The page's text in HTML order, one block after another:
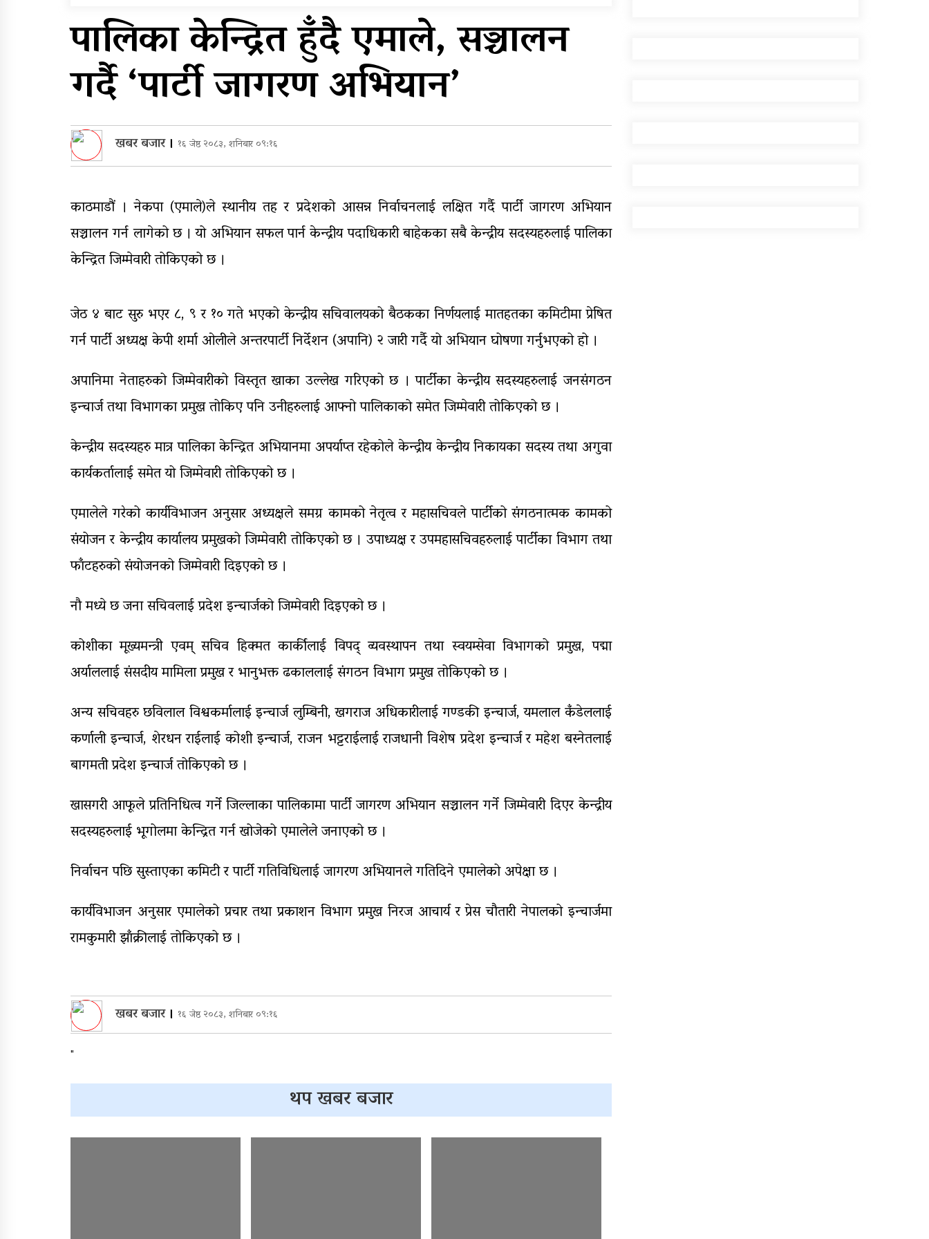
शुल्कदर यस्तो छ…
आठ लाख २१ हजार घुससहित
सिँचाइ डिभिजन सर्लाहीका
प्रमुख र अधिकृत पक्राउ
घरमाथि पहिरो खस्दा ३ वर्षीय
बालकको मृत्यु, दुई घाइते
पालिका केन्द्रित हुँदै एमाले, सञ्चालन
गर्दै ‘पार्टी जागरण अभियान’
खबर बजार। १६ जेष्ठ २०८३, शनिबार ०९:१६
काठमाडौं । नेकपा (एमाले)ले स्थानीय तह र प्रदेशको आसन्न निर्वाचनलाई लक्षित गर्दै पार्टी जागरण अभियान
सञ्चालन गर्न लागेको छ । यो अभियान सफल पार्न केन्द्रीय पदाधिकारी बाहेकका सबै केन्द्रीय सदस्यहरुलाई पालिका
केन्द्रित जिम्मेवारी तोकिएको छ ।
जेठ ४ बाट सुरु भएर ८, ९ र १० गते भएको केन्द्रीय सचिवालयको बैठकका निर्णयलाई मातहतका कमिटीमा प्रेषित
गर्न पार्टी अध्यक्ष केपी शर्मा ओलीले अन्तरपार्टी निर्देशन (अपानि) २ जारी गर्दै यो अभियान घोषणा गर्नुभएको हो ।
अपानिमा नेताहरुको जिम्मेवारीको विस्तृत खाका उल्लेख गरिएको छ । पार्टीका केन्द्रीय सदस्यहरुलाई जनसंगठन
इन्चार्ज तथा विभागका प्रमुख तोकिए पनि उनीहरुलाई आफ्नो पालिकाको समेत जिम्मेवारी तोकिएको छ ।
केन्द्रीय सदस्यहरु मात्र पालिका केन्द्रित अभियानमा अपर्याप्त रहेकोले केन्द्रीय केन्द्रीय निकायका सदस्य तथा अगुवा
कार्यकर्तालाई समेत यो जिम्मेवारी तोकिएको छ ।
एमालेले गरेको कार्यविभाजन अनुसार अध्यक्षले समग्र कामको नेतृत्व र महासचिवले पार्टीको संगठनात्मक कामको
संयोजन र केन्द्रीय कार्यालय प्रमुखको जिम्मेवारी तोकिएको छ । उपाध्यक्ष र उपमहासचिवहरुलाई पार्टीका विभाग तथा
फाँटहरुको संयोजनको जिम्मेवारी दिइएको छ ।
नौ मध्ये छ जना सचिवलाई प्रदेश इन्चार्जको जिम्मेवारी दिइएको छ ।
कोशीका मूख्यमन्त्री एवम् सचिव हिक्मत कार्कीलाई विपद् व्यवस्थापन तथा स्वयम्सेवा विभागको प्रमुख, पद्मा
अर्याललाई संसदीय मामिला प्रमुख र भानुभक्त ढकाललाई संगठन विभाग प्रमुख तोकिएको छ ।
अन्य सचिवहरु छविलाल विश्वकर्मालाई इन्चार्ज लुम्बिनी, खगराज अधिकारीलाई गण्डकी इन्चार्ज, यमलाल कँडेललाई
कर्णाली इन्चार्ज, शेरधन राईलाई कोशी इन्चार्ज, राजन भट्टराईलाई राजधानी विशेष प्रदेश इन्चार्ज र महेश बस्नेतलाई
बागमती प्रदेश इन्चार्ज तोकिएको छ ।
खासगरी आफूले प्रतिनिधित्व गर्ने जिल्लाका पालिकामा पार्टी जागरण अभियान सञ्चालन गर्ने जिम्मेवारी दिएर केन्द्रीय
सदस्यहरुलाई भूगोलमा केन्द्रित गर्न खोजेको एमालेले जनाएको छ ।
निर्वाचन पछि सुस्ताएका कमिटी र पार्टी गतिविधिलाई जागरण अभियानले गतिदिने एमालेको अपेक्षा छ ।
कार्यविभाजन अनुसार एमालेको प्रचार तथा प्रकाशन विभाग प्रमुख निरज आचार्य र प्रेस चौतारी नेपालको इन्चार्जमा
रामकुमारी झाँक्रीलाई तोकिएको छ ।
खबर बजार। १६ जेष्ठ २०८३, शनिबार ०९:१६
"
थप खबर बजार